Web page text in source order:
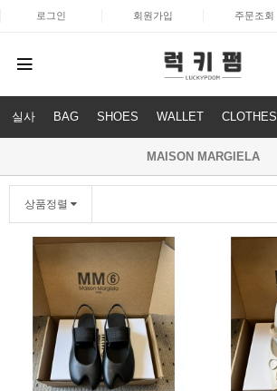
로그인 회원가입 주문조회
실사 BAG SHOES WALLET CLOTHES
MAISON MARGIELA
상품정렬